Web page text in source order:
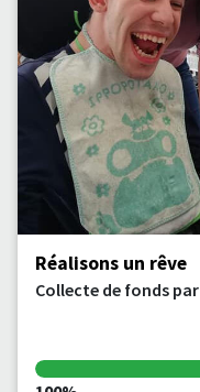
Réalisons un rêve
Collecte de fonds par